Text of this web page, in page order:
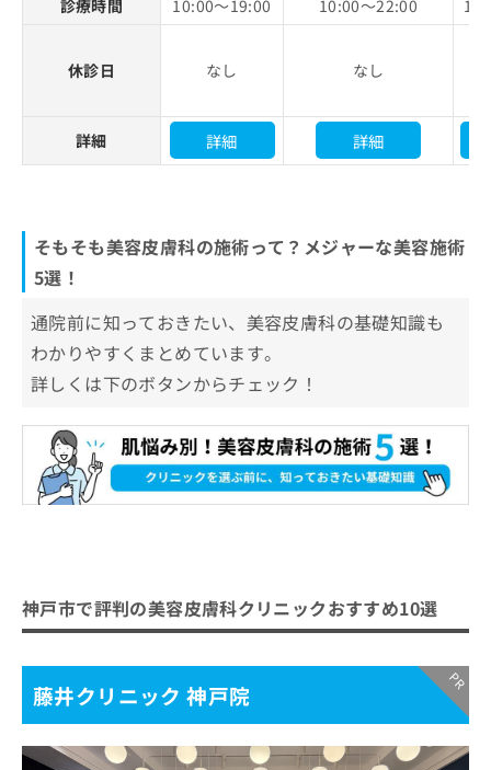
診療時間 10:00～19:00 10:00～22:00
休診日 なし なし
詳細 詳細 詳細
そもそも美容皮膚科の施術って？メジャーな美容施術
5選！
通院前に知っておきたい、美容皮膚科の基礎知識も
わかりやすくまとめています。
詳しくは下のボタンからチェック！
神戸市で評判の美容皮膚科クリニックおすすめ10選
藤井クリニック 神戸院